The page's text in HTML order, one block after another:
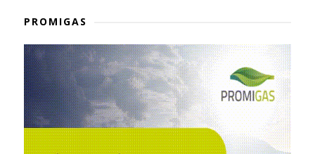
PROMIGAS